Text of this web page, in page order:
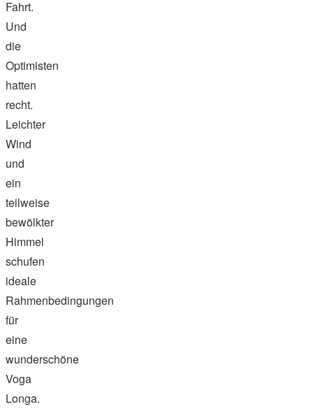
Fahrt.
Und
die
Optimisten
hatten
recht.
Leichter
Wind
und
ein
teilweise
bewölkter
Himmel
schufen
ideale
Rahmenbedingungen
für
eine
wunderschöne
Voga
Longa.